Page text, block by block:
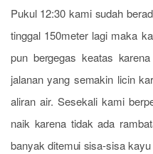
Pukul 12:30 kami sudah
tinggal 150meter lagi maka
pun bergegas keatas
jalanan yang semakin licin
aliran air. Sesekali kami
naik karena tidak ada
banyak ditemui sisa-sisa